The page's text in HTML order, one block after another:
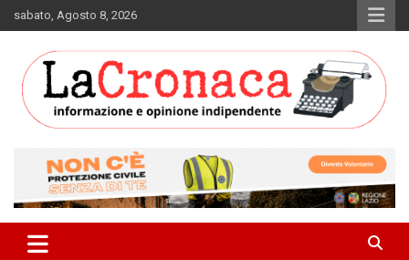
to
sabato, Agosto 8, 2026
La Cronaca Quotidiano